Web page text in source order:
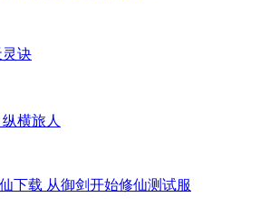
灵诀
纵横旅人
从御剑开始修仙测试服